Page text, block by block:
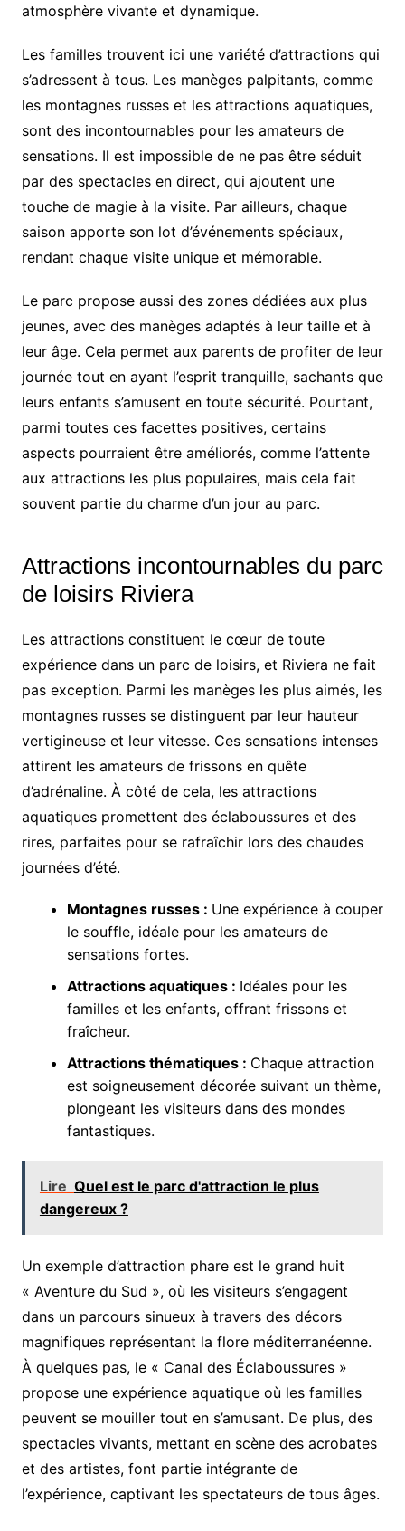
atmosphère vivante et dynamique.
Les familles trouvent ici une variété d’attractions qui
s’adressent à tous. Les manèges palpitants, comme
les montagnes russes et les attractions aquatiques,
sont des incontournables pour les amateurs de
sensations. Il est impossible de ne pas être séduit
par des spectacles en direct, qui ajoutent une
touche de magie à la visite. Par ailleurs, chaque
saison apporte son lot d’événements spéciaux,
rendant chaque visite unique et mémorable.
Le parc propose aussi des zones dédiées aux plus
jeunes, avec des manèges adaptés à leur taille et à
leur âge. Cela permet aux parents de profiter de leur
journée tout en ayant l’esprit tranquille, sachants que
leurs enfants s’amusent en toute sécurité. Pourtant,
parmi toutes ces facettes positives, certains
aspects pourraient être améliorés, comme l’attente
aux attractions les plus populaires, mais cela fait
souvent partie du charme d’un jour au parc.
Attractions incontournables du parc
de loisirs Riviera
Les attractions constituent le cœur de toute
expérience dans un parc de loisirs, et Riviera ne fait
pas exception. Parmi les manèges les plus aimés, les
montagnes russes se distinguent par leur hauteur
vertigineuse et leur vitesse. Ces sensations intenses
attirent les amateurs de frissons en quête
d’adrénaline. À côté de cela, les attractions
aquatiques promettent des éclaboussures et des
rires, parfaites pour se rafraîchir lors des chaudes
journées d’été.
Montagnes russes : Une expérience à couper
le souffle, idéale pour les amateurs de
sensations fortes.
Attractions aquatiques : Idéales pour les
familles et les enfants, offrant frissons et
fraîcheur.
Attractions thématiques : Chaque attraction
est soigneusement décorée suivant un thème,
plongeant les visiteurs dans des mondes
fantastiques.
Lire Quel est le parc d'attraction le plus
dangereux ?
Un exemple d’attraction phare est le grand huit
« Aventure du Sud », où les visiteurs s’engagent
dans un parcours sinueux à travers des décors
magnifiques représentant la flore méditerranéenne.
À quelques pas, le « Canal des Éclaboussures »
propose une expérience aquatique où les familles
peuvent se mouiller tout en s’amusant. De plus, des
spectacles vivants, mettant en scène des acrobates
et des artistes, font partie intégrante de
l’expérience, captivant les spectateurs de tous âges.